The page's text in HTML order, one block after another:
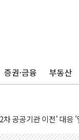
증권·금융 부동산
, 자사주 추가 매입
기 영업익 849억원…
사업 항공우주·방산으
로나19 DNA 백신 플
상승폭 커졌지
크에 초고압변압기 첫